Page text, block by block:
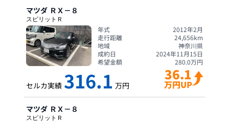
マツダ ＲＸ－８
スピリットＲ
年式
2012年2月
走行距離
24,656km
地域
神奈川県
成約日
2024年11月15日
希望金額
280.0万円
セルカ実績 316.1 万円
36.1
万円UP
マツダ ＲＸ－８
スピリットＲ